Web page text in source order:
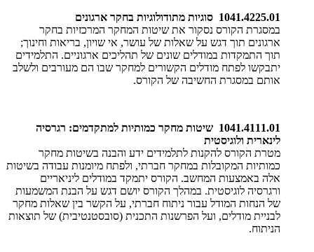
1041.4225.01 סוגיות מתודולוגיות בחקר ארגונים
במסגרת הקורס נסקור את שיטות המחקר המרכזיות בחקר
ארגונים תוך דגש על שאלות של עושר, אי שויון, בריאות וחינוך;
תוך התמקדות במודלים שונים של תהליכים ארגוניים. התלמידים
יתבקשו לפתח מודלים הקשורים למחקר שבו הם מעורבים ולשלב
אותם במסגרת החשיבה של הקורס.
1041.4111.01 שיטות מחקר כמותיות למתקדמים: רגרסיה
לינארית ולוגיסטית
​מטרת הקורס להקנות לתלמידים ידע והבנה בשיטות מחקר
כמותיות המקובלות במחקר חברתי, ולפתח מיומנות עבודה בשיטות
אלה באמצעות המחשב. הקורס יתמקד במודלים ליניאריים
ורגרסיה לוגיסטית. במהלך הקורס יושם דגש על הבנת המשמעות
של הנחות המודל עבור ניתוח חברתי, על הקשר בין שאלות מחקר
לבניית מודלים, ועל הפרשנות התכנית (סובסטנטיבית) של תוצאות
הניתוח.